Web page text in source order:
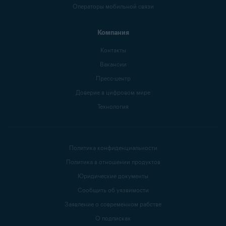
Операторы мобильной связи
Компания
Контакты
Вакансии
Пресс-центр
Доверие в цифровом мире
Технология
Политика конфиденциальности
Политика в отношении продуктов
Юридические документы
Сообщить об уязвимости
Заявление о современном рабстве
О подписках